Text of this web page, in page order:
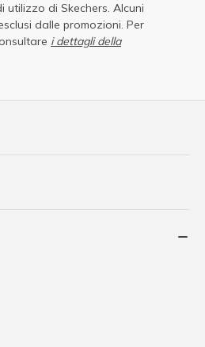
utilizzo di Skechers. Alcuni
dalle promozioni. Per
i dettagli della